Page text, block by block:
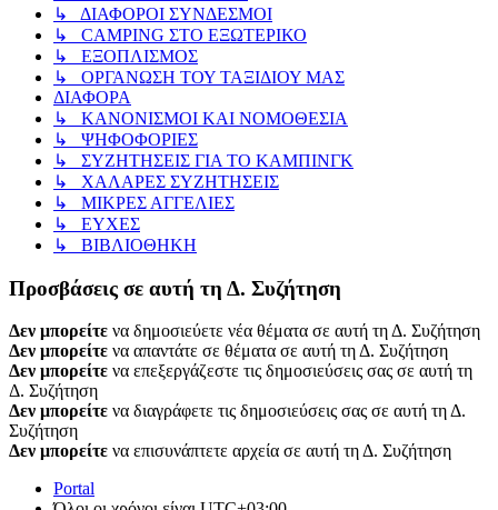
↳ ΔΙΑΦΟΡΟΙ ΣΥΝΔΕΣΜΟΙ
↳ CAMPING ΣΤΟ ΕΞΩΤΕΡΙΚΟ
↳ ΕΞΟΠΛΙΣΜΟΣ
↳ ΟΡΓΑΝΩΣΗ ΤΟΥ ΤΑΞΙΔΙΟΥ ΜΑΣ
ΔΙΑΦΟΡΑ
↳ ΚΑΝΟΝΙΣΜΟΙ ΚΑΙ ΝΟΜΟΘΕΣΙΑ
↳ ΨΗΦΟΦΟΡΙΕΣ
↳ ΣΥΖΗΤΗΣΕΙΣ ΓΙΑ ΤΟ ΚΑΜΠΙΝΓΚ
↳ ΧΑΛΑΡΕΣ ΣΥΖΗΤΗΣΕΙΣ
↳ ΜΙΚΡΕΣ ΑΓΓΕΛΙΕΣ
↳ ΕΥΧΕΣ
↳ ΒΙΒΛΙΟΘΗΚΗ
Προσβάσεις σε αυτή τη Δ. Συζήτηση
Δεν μπορείτε να δημοσιεύετε νέα θέματα σε αυτή τη Δ. Συζήτηση
Δεν μπορείτε να απαντάτε σε θέματα σε αυτή τη Δ. Συζήτηση
Δεν μπορείτε να επεξεργάζεστε τις δημοσιεύσεις σας σε αυτή τη
Δ. Συζήτηση
Δεν μπορείτε να διαγράφετε τις δημοσιεύσεις σας σε αυτή τη Δ.
Συζήτηση
Δεν μπορείτε να επισυνάπτετε αρχεία σε αυτή τη Δ. Συζήτηση
Portal